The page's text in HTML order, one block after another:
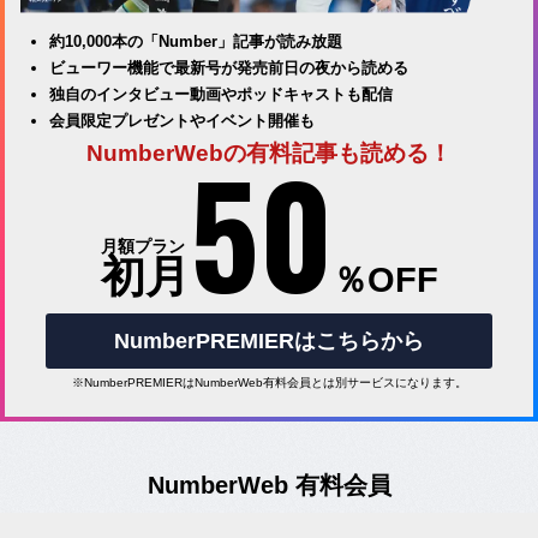
約10,000本の「Number」記事が読み放題
ビューワー機能で最新号が発売前日の夜から読める
独自のインタビュー動画やポッドキャストも配信
会員限定プレゼントやイベント開催も
NumberWebの有料記事も読める！
月額プラン
初月 50 ％OFF
NumberPREMIERはこちらから
※NumberPREMIERはNumberWeb有料会員とは別サービスになります。
NumberWeb 有料会員